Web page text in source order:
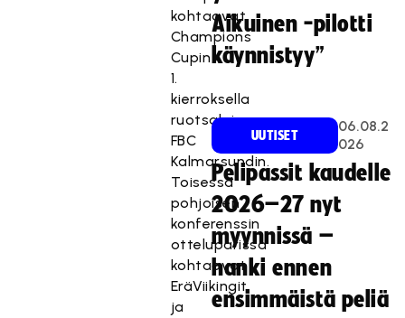
kohtaavat
Champions
Cupin
1.
kierroksella
ruotsalaisen
FBC
Kalmarsundin.
Toisessa
pohjoisen
konferenssin
otteluparissa
kohtaavat
EräViikingit
ja
Aikuinen -pilotti
käynnistyy”
UUTISET
06.08.2
026
Pelipassit kaudelle
2026–27 nyt
myynnissä –
hanki ennen
ensimmäistä peliä